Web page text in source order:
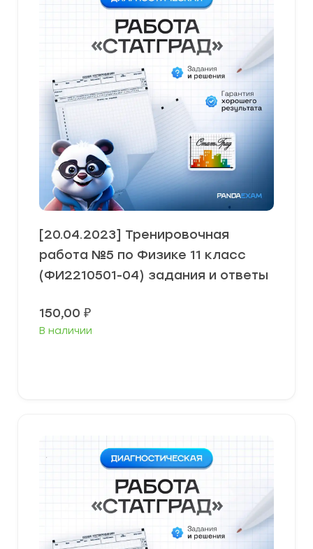
[20.04.2023] Тренировочная
работа №5 по Физике 11 класс
(ФИ2210501-04) задания и ответы
150,00 ₽
В наличии